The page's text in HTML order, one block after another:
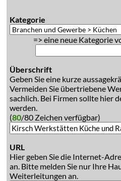
Kategorie
=> eine neue Kategorie
Überschrift
Geben Sie eine kurze
Vermeiden Sie übertriebene
sachlich. Bei Firmen sollte hier
werden.
(80/80 Zeichen verfügbar)
URL
Hier geben Sie die Internet-
an. Bitte melden Sie nur Ihre
Weiterleitungen an.